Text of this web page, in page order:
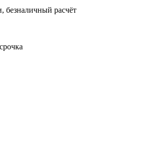
безналичный расчёт